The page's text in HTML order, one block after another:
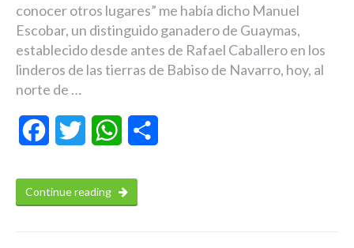
conocer otros lugares” me había dicho Manuel
Escobar, un distinguido ganadero de Guaymas,
establecido desde antes de Rafael Caballero en los
linderos de las tierras de Babiso de Navarro, hoy, al
norte de …
FacebookTwitter WhatsApp
Continue reading